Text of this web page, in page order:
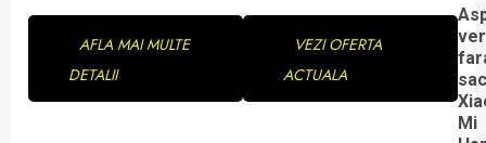
AFLA MAI MULTE
DETALII
VEZI OFERTA
ACTUALA
Continue
Reading
sac
Mi